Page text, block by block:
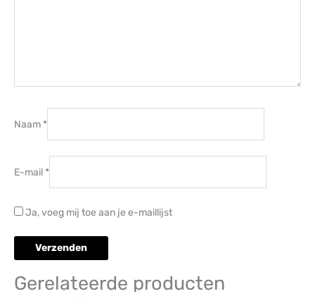
Naam *
E-mail *
Ja, voeg mij toe aan je e-maillijst
Gerelateerde producten